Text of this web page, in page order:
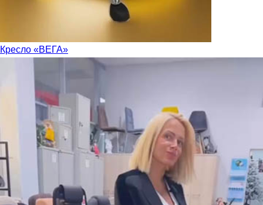
Кресло «ВЕГА»